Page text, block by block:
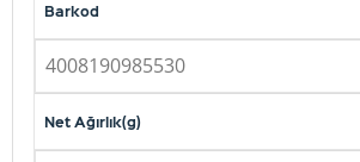
Barkod
4008190985530
Net Ağırlık(g)